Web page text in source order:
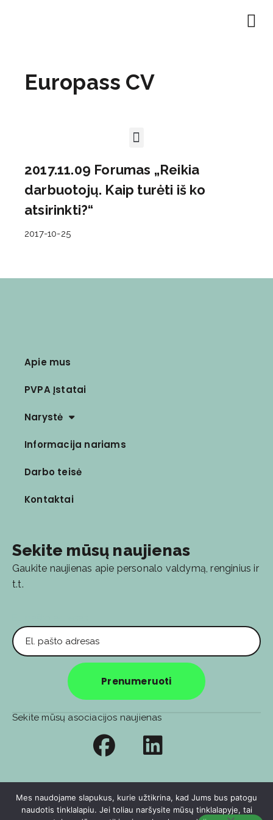
Europass CV
2017.11.09 Forumas „Reikia
darbuotojų. Kaip turėti iš ko
atsirinkti?“
2017-10-25
Apie mus
PVPA Įstatai
Narystė
Informacija nariams
Darbo teisė
Kontaktai
Sekite mūsų naujienas
Gaukite naujienas apie personalo valdymą, renginius ir
t.t.
Prenumeruoti
Privatumo politika Soc. tinklų privatumo politika
Sekite mūsų asociacijos naujienas
Mes naudojame slapukus, kurie užtikrina, kad Jums bus patogu
naudotis tinklalapiu. Jei toliau naršysite mūsų tinklalapyje, tai